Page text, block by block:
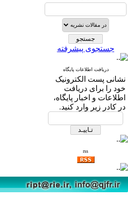
جستجوی پیشرفته
دریافت اطلاعات پایگاه
نشانی پست الکترونیک
خود را برای دریافت
اطلاعات و اخبار پایگاه،
در کادر زیر وارد کنید.
rss